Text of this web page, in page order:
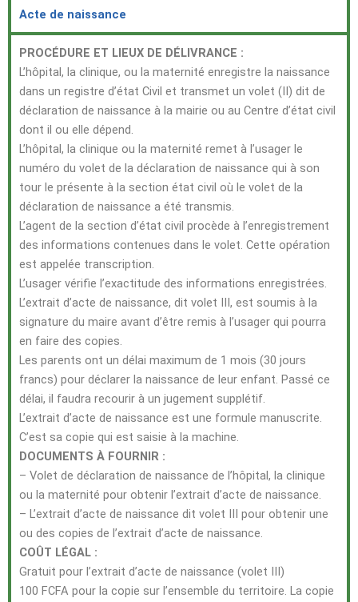
Acte de naissance
PROCÉDURE ET LIEUX DE DÉLIVRANCE :
L’hôpital, la clinique, ou la maternité enregistre la naissance
dans un registre d’état Civil et transmet un volet (II) dit de
déclaration de naissance à la mairie ou au Centre d’état civil
dont il ou elle dépend.
L’hôpital, la clinique ou la maternité remet à l’usager le
numéro du volet de la déclaration de naissance qui à son
tour le présente à la section état civil où le volet de la
déclaration de naissance a été transmis.
L’agent de la section d’état civil procède à l’enregistrement
des informations contenues dans le volet. Cette opération
est appelée transcription.
L’usager vérifie l’exactitude des informations enregistrées.
L’extrait d’acte de naissance, dit volet III, est soumis à la
signature du maire avant d’être remis à l’usager qui pourra
en faire des copies.
Les parents ont un délai maximum de 1 mois (30 jours
francs) pour déclarer la naissance de leur enfant. Passé ce
délai, il faudra recourir à un jugement supplétif.
L’extrait d’acte de naissance est une formule manuscrite.
C’est sa copie qui est saisie à la machine.
DOCUMENTS À FOURNIR :
– Volet de déclaration de naissance de l’hôpital, la clinique
ou la maternité pour obtenir l’extrait d’acte de naissance.
– L’extrait d’acte de naissance dit volet III pour obtenir une
ou des copies de l’extrait d’acte de naissance.
COÛT LÉGAL :
Gratuit pour l’extrait d’acte de naissance (volet III)
100 FCFA pour la copie sur l’ensemble du territoire. La copie